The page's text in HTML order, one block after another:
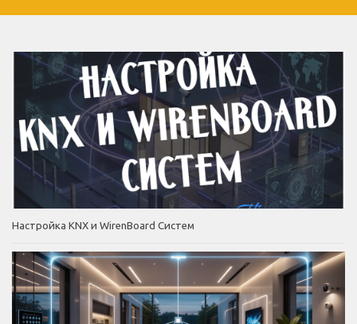
Настройка KNX и WirenBoard Систем